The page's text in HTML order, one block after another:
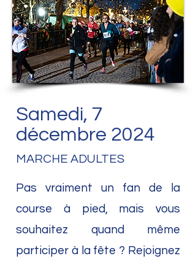
Samedi, 7
décembre 2024
MARCHE ADULTES
Pas vraiment un fan de la
course à pied, mais vous
souhaitez quand même
participer à la fête ? Rejoignez